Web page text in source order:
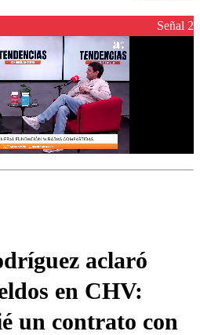
Señal 2
aclaró
en CHV:
un contrato con